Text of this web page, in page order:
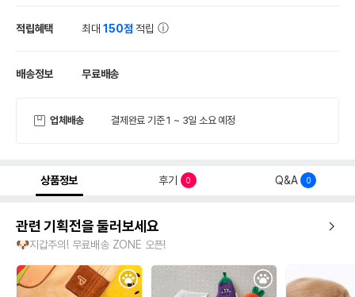
적립혜택 최대150점 적립
배송정보 무료배송
업체배송 결제완료 기준 1 ~ 3일 소요 예정
상품정보 후기 0 Q&A 0
관련 기획전을 둘러보세요
🐶지갑주의! 무료배송 ZONE 오픈!